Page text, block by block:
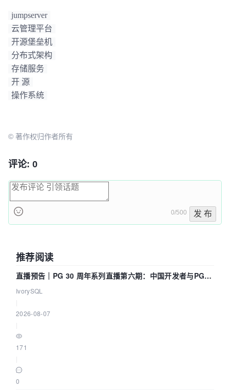
jumpserver
云管理平台
开源堡垒机
分布式架构
存储服务
开 源
操作系统
© 著作权归作者所有
评论: 0
0/500 发 布
推荐阅读
直播预告｜PG 30 周年系列直播第六期：中国开发者与PG内
核——我们改得动吗？我们贡献了什么？
IvorySQL
2026-08-07
171
0